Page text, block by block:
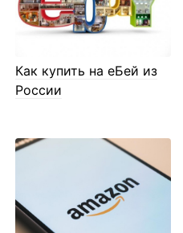
Как купить на еБей из
России